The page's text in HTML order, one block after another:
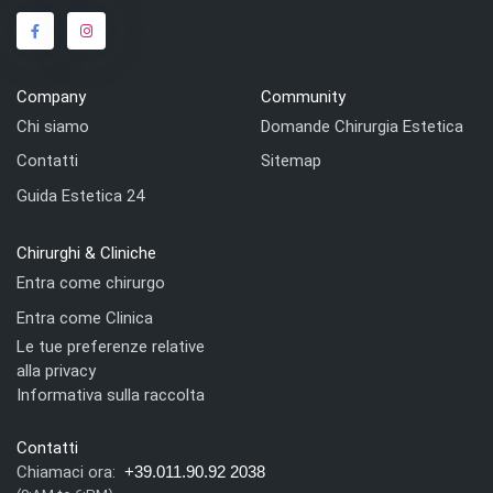
Company
Chi siamo
Contatti
Guida Estetica 24
Community
Domande Chirurgia Estetica
Sitemap
Chirurghi & Cliniche
Entra come chirurgo
Entra come Clinica
Le tue preferenze relative
alla privacy
Informativa sulla raccolta
Contatti
Chiamaci ora: +39.011.90.92 2038